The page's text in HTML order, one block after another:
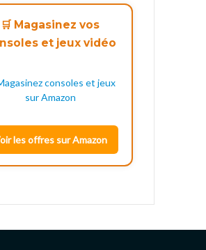
🛒 Magasinez vos
et jeux vidéo
les offres sur Amazon